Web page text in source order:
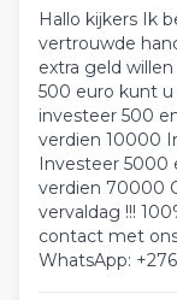
Hallo kijkers Ik
vertrouwde
extra geld
500 euro kunt
investeer 500
verdien 10000
Investeer 5000
verdien 70000
vervaldag !!!
contact met
WhatsApp: